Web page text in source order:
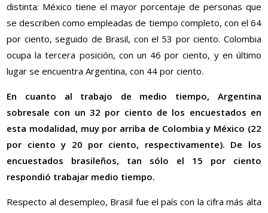
distinta: México tiene el mayor porcentaje de personas que
se describen como empleadas de tiempo completo, con el 64
por ciento, seguido de Brasil, con el 53 por ciento. Colombia
ocupa la tercera posición, con un 46 por ciento, y en último
lugar se encuentra Argentina, con 44 por ciento.
En cuanto al trabajo de medio tiempo, Argentina
sobresale con un 32 por ciento de los encuestados en
esta modalidad, muy por arriba de Colombia y México (22
por ciento y 20 por ciento, respectivamente). De los
encuestados brasileños, tan sólo el 15 por ciento
respondió trabajar medio tiempo.
Respecto al desempleo, Brasil fue el país con la cifra más alta